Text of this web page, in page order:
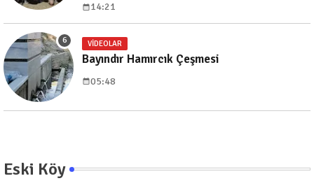
14:21
VIDEOLAR
Bayındır Hamırcık Çeşmesi
05:48
Eski Köy